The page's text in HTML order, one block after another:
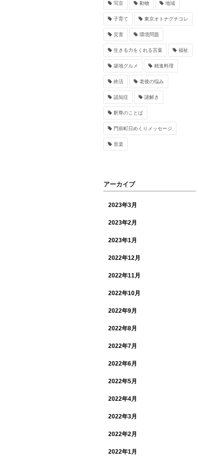
写京 動物 地域
子育て 東京オトナグチコレ
災害 環境問題
生きる力をくれる言葉 福祉
築地グルメ 精進料理
終活 老後の悩み
認知症 謎解き
釈尊のことば
門前町日めくりメッセージ
音楽
アーカイブ
2023年3月
2023年2月
2023年1月
2022年12月
2022年11月
2022年10月
2022年9月
2022年8月
2022年7月
2022年6月
2022年5月
2022年4月
2022年3月
2022年2月
2022年1月